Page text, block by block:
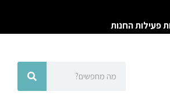
פעילות החנות
חיפוש